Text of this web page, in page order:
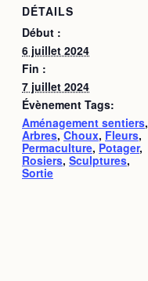
DÉTAILS
Début :
6 juillet 2024
Fin :
7 juillet 2024
Évènement Tags:
Aménagement sentiers,
Arbres, Choux, Fleurs,
Permaculture, Potager,
Rosiers, Sculptures,
Sortie